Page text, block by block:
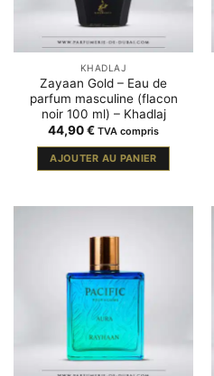
KHADLAJ
Zayaan Gold – Eau de
parfum masculine (flacon
noir 100 ml) – Khadlaj
44,90€ TVA compris
AJOUTER AU PANIER